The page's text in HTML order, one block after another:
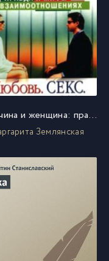
Мужчина и женщина: правда и мифы о взаимоотношениях. Любовь. Секс. Дети. Работа
Землянская